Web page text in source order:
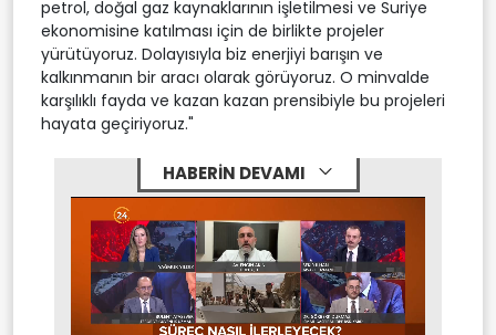
petrol, doğal gaz kaynaklarının işletilmesi ve Suriye
ekonomisine katılması için de birlikte projeler
yürütüyoruz. Dolayısıyla biz enerjiyi barışın ve
kalkınmanın bir aracı olarak görüyoruz. O minvalde
karşılıklı fayda ve kazan kazan prensibiyle bu projeleri
hayata geçiriyoruz."
HABERİN DEVAMI